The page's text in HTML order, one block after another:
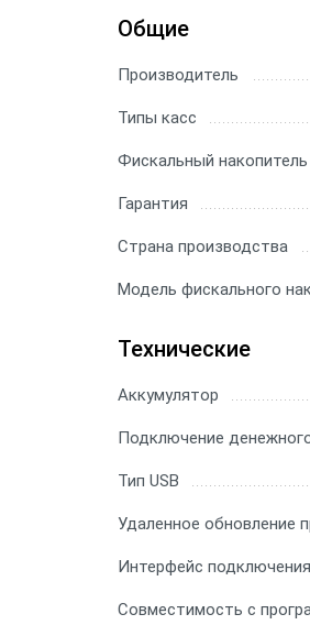
Общие
Производитель
Типы касс
Фискальный накопитель
Гарантия
Страна производства
Модель фискального
Технические
Аккумулятор
Подключение
Тип USB
Удаленное обновление
Интерфейс подключения
Совместимость с